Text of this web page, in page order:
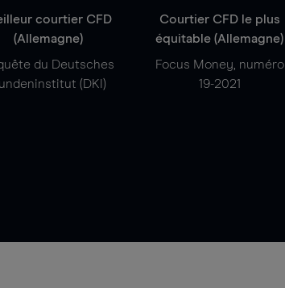
courtier CFD
(Allemagne)
du Deutsches
(DKI)
Courtier CFD le plus
équitable (Allemagne)
Focus Money, numéro
19-2021